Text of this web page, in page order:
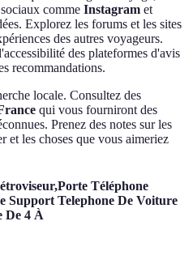
comme Instagram et
Explorez les forums et les sites
des autres voyageurs.
des plateformes d'avis
recommandations.
locale. Consultez des
qui vous fourniront des
Prenez des notes sur les
et les choses que vous aimeriez
Téléphone
Support Telephone De Voiture
De 4 À